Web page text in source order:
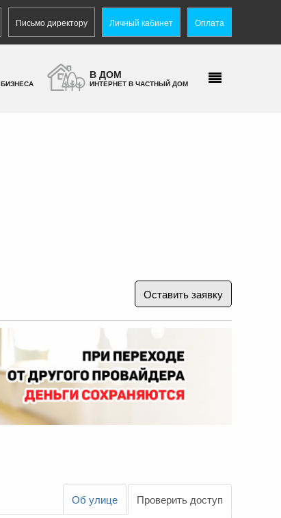
Письмо директору Личный кабинет Оплата
В ДОМ
ИНТЕРНЕТ В ЧАСТНЫЙ ДОМ
Оставить заявку
Проверить доступ
Об улице